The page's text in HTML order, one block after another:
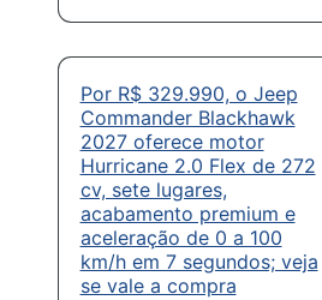
Por R$ 329.990, o Jeep
Commander Blackhawk
2027 oferece motor
Hurricane 2.0 Flex de 272
cv, sete lugares,
acabamento premium e
aceleração de 0 a 100
km/h em 7 segundos; veja
se vale a compra